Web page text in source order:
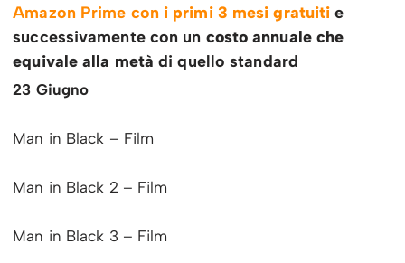
Amazon Prime coni primi 3 mesi gratuiti e
successivamente con un costo annuale che
equivale alla metà di quello standard
23 Giugno
Man in Black – Film
Man in Black 2 – Film
Man in Black 3 – Film